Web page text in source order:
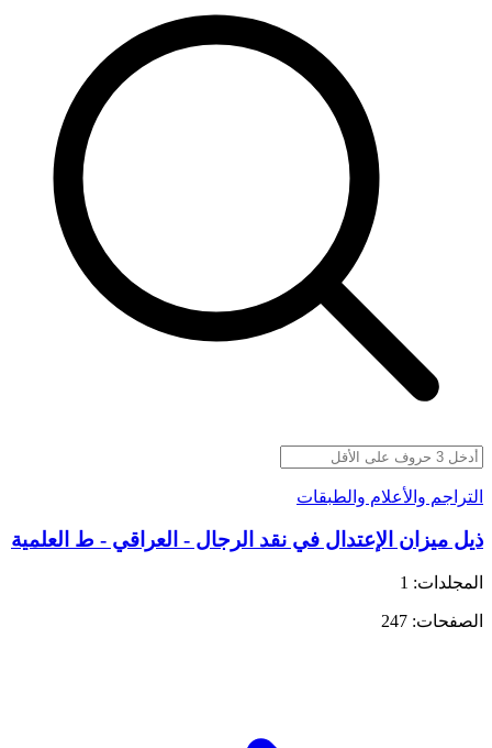
التراجم والأعلام والطبقات
ذيل ميزان الإعتدال في نقد الرجال - العراقي - ط العلمية
المجلدات: 1
الصفحات: 247